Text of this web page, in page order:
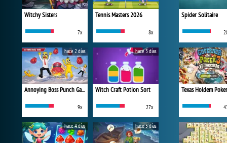
Witchy Sisters
7x
Tennis Masters 2026
8x
Annoying Boss Punch Game
9x
hace 2 días
Witch Craft Potion Sort
27x
hace 3 días
hace 4 días hace 5 días
Spider Solitaire
Texas Holdem